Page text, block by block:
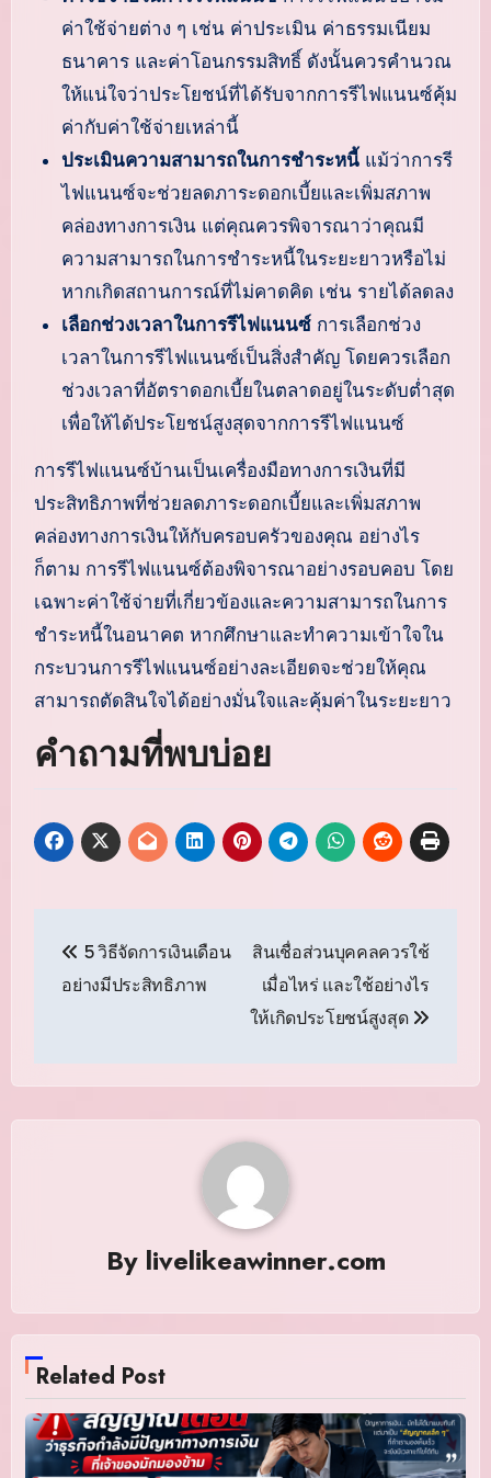
ค่าใช้จ่ายต่าง ๆ เช่น ค่าประเมิน ค่าธรรมเนียม
ธนาคาร และค่าโอนกรรมสิทธิ์ ดังนั้นควรคำนวณ
ให้แน่ใจว่าประโยชน์ที่ได้รับจากการรีไฟแนนซ์คุ้ม
ค่ากับค่าใช้จ่ายเหล่านี้
ประเมินความสามารถในการชำระหนี้ แม้ว่าการรี
ไฟแนนซ์จะช่วยลดภาระดอกเบี้ยและเพิ่มสภาพ
คล่องทางการเงิน แต่คุณควรพิจารณาว่าคุณมี
ความสามารถในการชำระหนี้ในระยะยาวหรือไม่
หากเกิดสถานการณ์ที่ไม่คาดคิด เช่น รายได้ลดลง
เลือกช่วงเวลาในการรีไฟแนนซ์ การเลือกช่วง
เวลาในการรีไฟแนนซ์เป็นสิ่งสำคัญ โดยควรเลือก
ช่วงเวลาที่อัตราดอกเบี้ยในตลาดอยู่ในระดับต่ำสุด
เพื่อให้ได้ประโยชน์สูงสุดจากการรีไฟแนนซ์
การรีไฟแนนซ์บ้านเป็นเครื่องมือทางการเงินที่มี
ประสิทธิภาพที่ช่วยลดภาระดอกเบี้ยและเพิ่มสภาพ
คล่องทางการเงินให้กับครอบครัวของคุณ อย่างไร
ก็ตาม การรีไฟแนนซ์ต้องพิจารณาอย่างรอบคอบ โดย
เฉพาะค่าใช้จ่ายที่เกี่ยวข้องและความสามารถในการ
ชำระหนี้ในอนาคต หากศึกษาและทำความเข้าใจใน
กระบวนการรีไฟแนนซ์อย่างละเอียดจะช่วยให้คุณ
สามารถตัดสินใจได้อย่างมั่นใจและคุ้มค่าในระยะยาว
คำถามที่พบบ่อย
แนะแนว
เรื่อง5 วิธีจัดการเงินเดือน
อย่างมีประสิทธิภาพ
สินเชื่อส่วนบุคคลควรใช้
เมื่อไหร่ และใช้อย่างไร
ให้เกิดประโยชน์สูงสุด
By livelikeawinner.com
Related Post